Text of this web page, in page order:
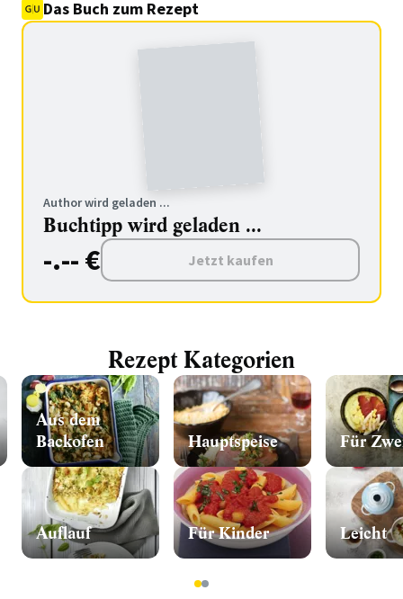
Das Buch zum Rezept
Author wird geladen ...
Buchtipp wird geladen ...
-.-- € Jetzt kaufen
Rezept Kategorien
Aus dem
Backofen
Auflauf
Hauptspeise
Für Kinder
Für
Leicht
12